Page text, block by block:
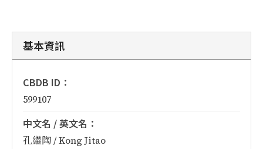
基本資訊
CBDB ID：
599107
中文名 / 英文名：
孔繼陶 / Kong Jitao